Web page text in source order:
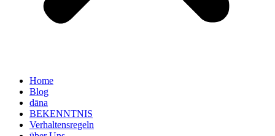
Home
Blog
dāna
BEKENNTNIS
Verhaltensregeln